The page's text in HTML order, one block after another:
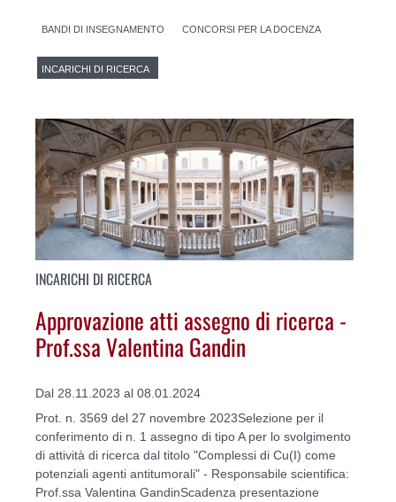
BANDI DI INSEGNAMENTO CONCORSI PER LA DOCENZA
INCARICHI DI RICERCA
INCARICHI DI RICERCA
Approvazione atti assegno di ricerca -
Prof.ssa Valentina Gandin
Dal 28.11.2023 al 08.01.2024
Prot. n. 3569 del 27 novembre 2023Selezione per il
conferimento di n. 1 assegno di tipo A per lo svolgimento
di attività di ricerca dal titolo "Complessi di Cu(I) come
potenziali agenti antitumorali" - Responsabile scientifica:
Prof.ssa Valentina GandinScadenza presentazione